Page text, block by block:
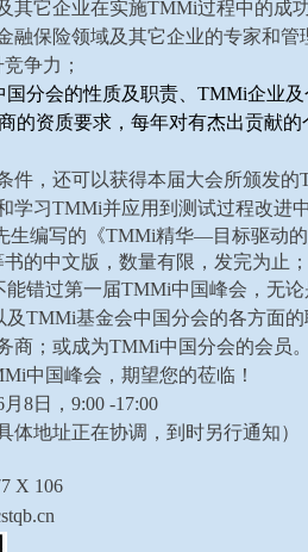
其它企业在实施TMMi过程中的成
融保险领域及其它企业的专家和
争力；
分会的性质及职责、TMMi企业
的资质要求，每年对有杰出贡献
件，还可以获得本届大会所颁发
学习TMMi并应用到测试过程改进
先生编写的《TMMi精华—目标驱动
的中文版，数量有限，发完为止；
错过第一届TMMi中国峰会，无
TMMi基金会中国分会的各方面
商；或成为TMMi中国分会的会员
中国峰会，期望您的莅临！
8日，9:00 -17:00
体地址正在协调，到时另行通知）
X 106